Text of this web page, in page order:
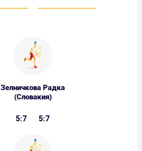
Зелничкова Радка
(Словакия)
5:7 5:7